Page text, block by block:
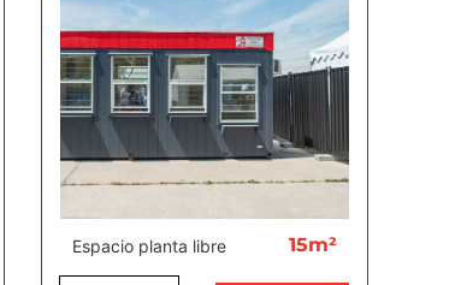
Espacio planta libre 15m²